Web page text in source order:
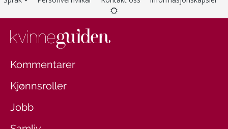
Kommentarer
Kjønnsroller
Jobb